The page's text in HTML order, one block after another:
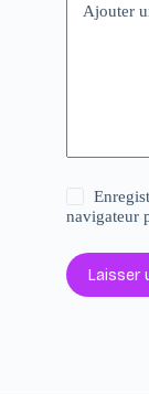
Ajouter
navigateur
Laisser